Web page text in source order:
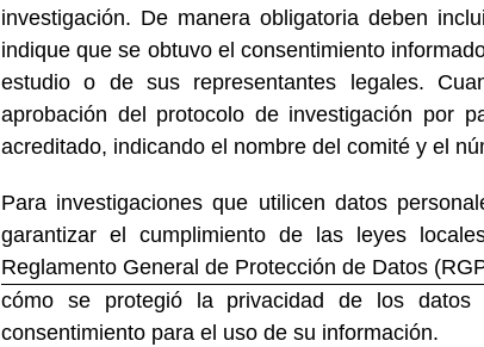
investigación. De manera obligatoria deben
indique que se obtuvo el consentimiento
estudio o de sus representantes legales.
aprobación del protocolo de investigación por
acreditado, indicando el nombre del comité y el
Para investigaciones que utilicen datos
garantizar el cumplimiento de las leyes
Reglamento General de Protección de Datos
cómo se protegió la privacidad de los datos
consentimiento para el uso de su información.